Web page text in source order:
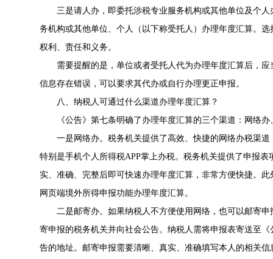
三是请人办，即委托涉税专业服务机构或其他单位及个
务机构或其他单位、个人（以下称受托人）办理年度汇算。
权利、责任和义务。
需要提醒的是，单位或者受托人代为办理年度汇算后，
信息存在错误，可以要求其代办或自行办理更正申报。
八、纳税人可通过什么渠道办理年度汇算？
《公告》第七条明确了办理年度汇算的三个渠道：网络
一是网络办。税务机关提供了高效、快捷的网络办税渠
特别是手机个人所得税APP掌上办税。税务机关提供了申报
实、准确、完整后即可快速办理年度汇算，非常方便快捷。
网页端境外所得申报功能办理年度汇算。
二是邮寄办。如果纳税人不方便使用网络，也可以邮寄
寄申报的税务机关并向社会公告。纳税人需将申报表寄送至
告的地址。邮寄申报需要清晰、真实、准确填写本人的相关